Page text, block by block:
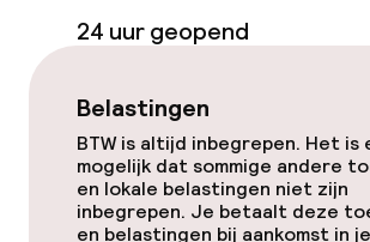
Eet- en drinkgelegenheden
Bar
Eet- en drinkdiensten
24 uur geopend
Belastingen
BTW is altijd inbegrepen. Het
mogelijk dat sommige andere
en lokale belastingen niet zijn
inbegrepen. Je betaalt deze
en belastingen bij aankomst in je